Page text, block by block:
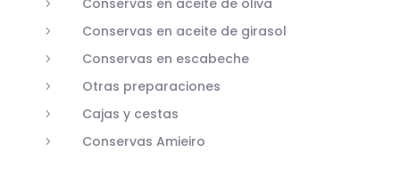
5
5 Conservas en aceite de girasol
5 Conservas en escabeche
5 Otras preparaciones
5 Cajas y cestas
5 Conservas Amieiro